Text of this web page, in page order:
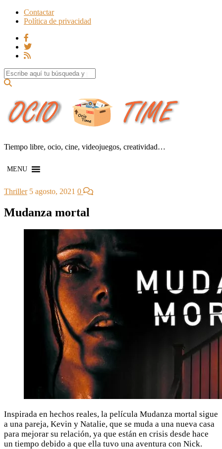
Contactar
Política de privacidad
Search for:
Tiempo libre, ocio, cine, videojuegos, creatividad…
MENU
Thriller 5 agosto, 2021 0
Mudanza mortal
Inspirada en hechos reales, la película Mudanza mortal sigue
a una pareja, Kevin y Natalie, que se muda a una nueva casa
para mejorar su relación, ya que están en crisis desde hace
un tiempo debido a que ella tuvo una aventura con Nick.